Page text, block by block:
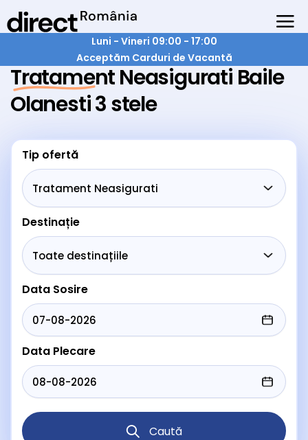
Luni - Vineri 09:00 - 17:00
Acceptăm Carduri de Vacantă
Tratament Neasigurati Baile
Olanesti 3 stele
Tip ofertă
Destinație
Data Sosire
Data Plecare
Caută